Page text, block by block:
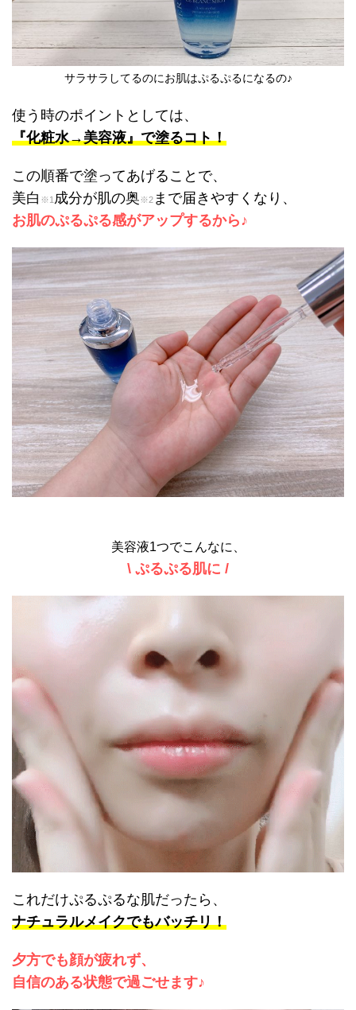
サラサラしてるのにお肌はぷるぷるになるの♪
使う時のポイントとしては、
『化粧水→美容液』で塗るコト！
この順番で塗ってあげることで、
美白 ※1 成分が肌の奥※2 まで届きやすくなり、
お肌のぷるぷる感がアップするから♪
美容液1つでこんなに、
\ ぷるぷる肌に /
これだけぷるぷるな肌だったら、
ナチュラルメイクでもバッチリ！
夕方でも顔が疲れず、
自信のある状態で過ごせます♪